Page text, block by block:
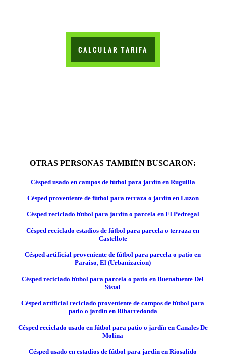
CALCULAR TARIFA
OTRAS PERSONAS TAMBIÉN BUSCARON:
Césped usado en campos de fútbol para jardín en Ruguilla
Césped proveniente de fútbol para terraza o jardín en Luzon
Césped reciclado fútbol para jardín o parcela en El Pedregal
Césped reciclado estadios de fútbol para parcela o terraza en
Castellote
Césped artificial proveniente de fútbol para parcela o patio en
Paraiso, El (Urbanizacion)
Césped reciclado fútbol para parcela o patio en Buenafuente Del
Sistal
Césped artificial reciclado proveniente de campos de fútbol para
patio o jardín en Ribarredonda
Césped reciclado usado en fútbol para patio o jardín en Canales De
Molina
Césped usado en estadios de fútbol para jardín en Riosalido